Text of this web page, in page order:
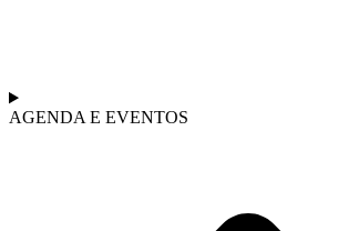
AGENDA E EVENTOS